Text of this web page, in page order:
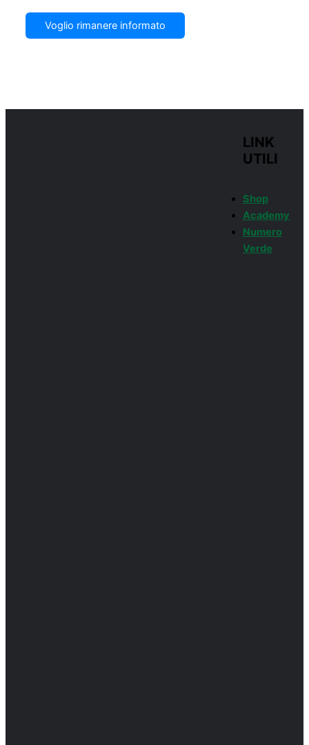
Voglio rimanere informato
LINK
UTILI
Shop
Academy
Numero
Verde